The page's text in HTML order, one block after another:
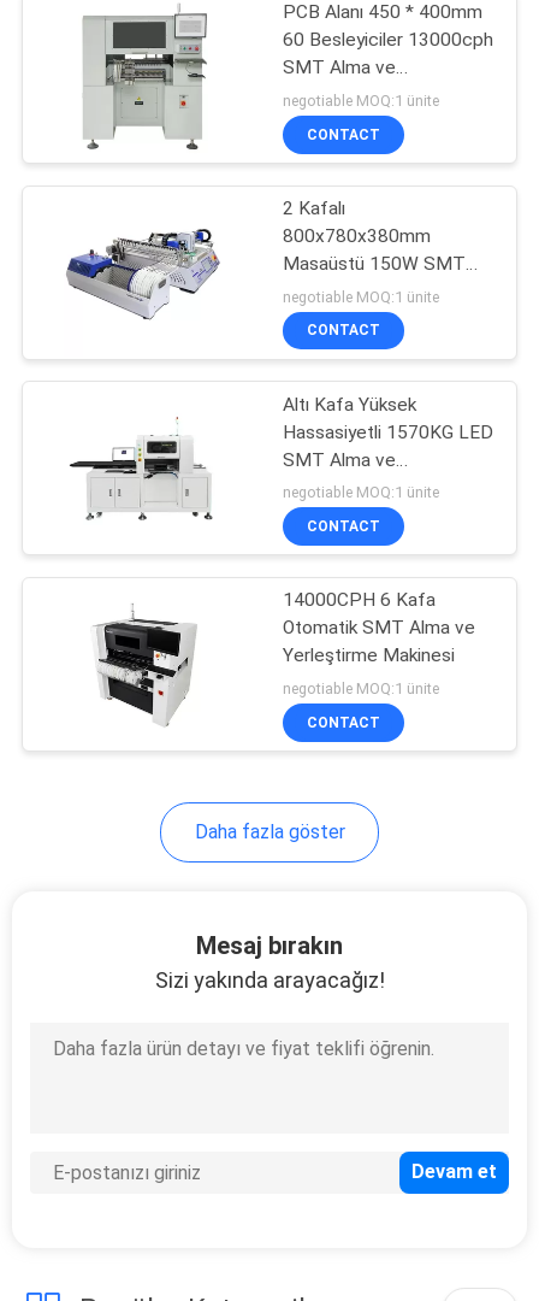
PCB Alma ve
Yerleştirme
Makinesi
9
SMT Lehimleme
Makinesi
SMT Yeniden Akış
Fırını
SMT şablon yazıcı
PCB Alanı 450 * 400mm
60 Besleyiciler 13000cph
SMT Alma ve
Yerleştirme Makinesi
negotiable MOQ:1 ünite
CONTACT
2 Kafalı
800x780x380mm
Masaüstü 150W SMT
Alma ve Yerleştirme
Makinesi
negotiable MOQ:1 ünite
CONTACT
Altı Kafa Yüksek
Hassasiyetli 1570KG LED
SMT Alma ve
Yerleştirme Makinesi
negotiable MOQ:1 ünite
CONTACT
14000CPH 6 Kafa
Otomatik SMT Alma ve
Yerleştirme Makinesi
negotiable MOQ:1 ünite
CONTACT
Daha fazla göster
Mesaj bırakın
Sizi yakında arayacağız!